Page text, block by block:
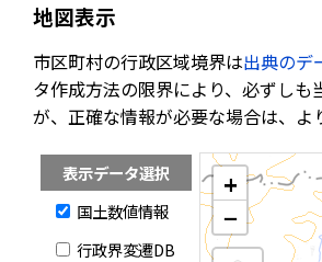
地図表示
市区町村の行政区域境界は出典のデ
タ作成方法の限界により、必ずし
が、正確な情報が必要な場合は、よ
表示データ選択
国土数値情報
行政界変遷DB
+
−